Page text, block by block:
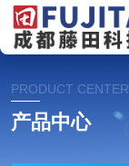
PRODUCT CENTER
产品中心